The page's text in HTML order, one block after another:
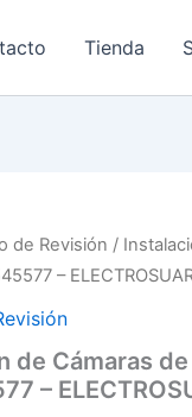
Tienda
de Revisión /
–
de Cámaras
–